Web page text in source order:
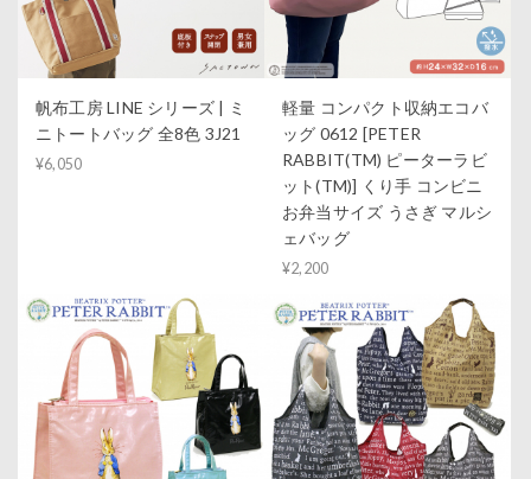
帆布工房 LINE シリーズ | ミ
ニトートバッグ 全8色 3J21
¥6,050
軽量 コンパクト収納エコバ
ッグ 0612 [PETER
RABBIT(TM) ピーターラビ
ット(TM)] くり手 コンビニ
お弁当サイズ うさぎ マルシ
ェバッグ
¥2,200